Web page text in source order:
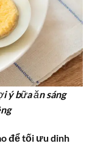
ý bữa ăn sáng
để tối ưu dinh